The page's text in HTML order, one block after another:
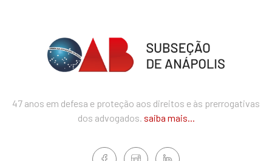
47 anos em defesa e proteção aos direitos e às prerrogativas
dos advogados. saiba mais...